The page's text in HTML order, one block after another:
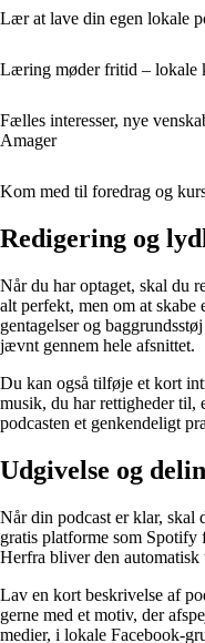
Lær at lave din egen lokale
Læring møder fritid – lokale
Fælles interesser, nye
Amager
Kom med til foredrag og
Redigering og
Når du har optaget, skal du
alt perfekt, men om at skabe
gentagelser og
jævnt gennem hele afsnittet.
Du kan også tilføje et kort
musik, du har rettigheder
podcasten et genkendeligt
Udgivelse og
Når din podcast er klar, skal
gratis platforme som Spotify
Herfra bliver den automatisk
Lav en kort beskrivelse af
gerne med et motiv, der
medier, i lokale Facebook-